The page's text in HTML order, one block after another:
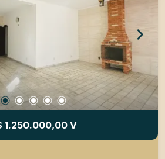
ótimo
espaços e funcionalidade
ideal para
e momentos especiais em
dormitórios | 1 suíte |
e arejados | Varanda | Espaço
funcional | Sala de estar | Sala
serviço | 3 vagas de garagem
1.250.000,00 V